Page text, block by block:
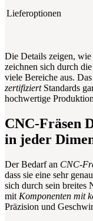
Lieferoptionen
Die Details zeigen, wie
zeichnen sich durch
viele Bereiche aus.
zertifiziertStandards
hochwertige
CNC-Fräsen
in jeder
Der Bedarf an CNC-
dass sie eine sehr
sich durch sein breites
mit Komponenten mit
Präzision und